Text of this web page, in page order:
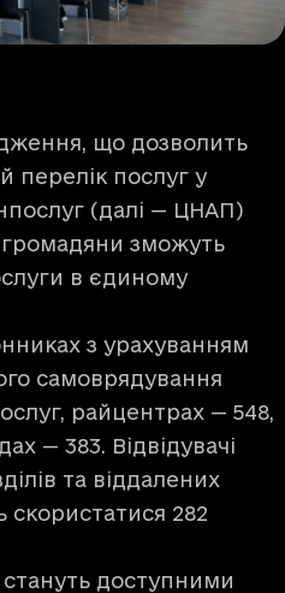
що дозволить
перелік послуг у
(далі — ЦНАП)
громадяни зможуть
в єдиному
з урахуванням
самоврядування
райцентрах — 548,
— 383. Відвідувачі
та віддалених
скористатися 282
стануть доступними